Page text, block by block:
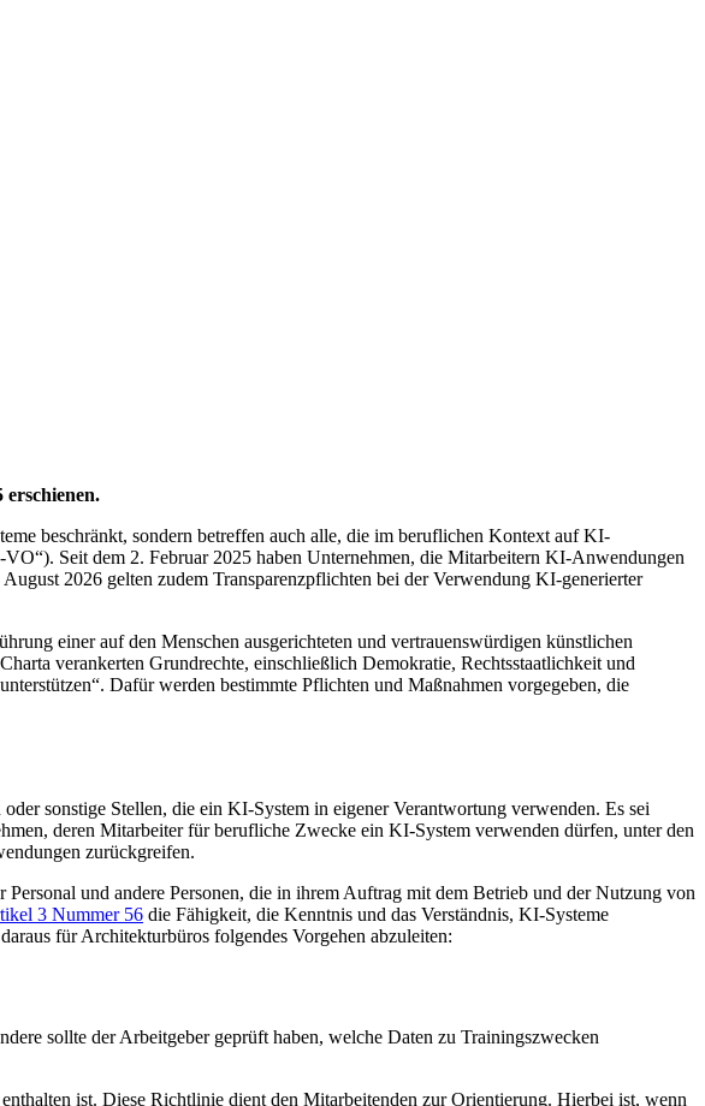
beschränkt, sondern betreffen auch alle, die im beruflichen Kontext auf KI-
Seit dem 2. Februar 2025 haben Unternehmen, die Mitarbeitern KI-Anwendungen
2026 gelten zudem Transparenzpflichten bei der Verwendung KI-generierter
einer auf den Menschen ausgerichteten und vertrauenswürdigen künstlichen
verankerten Grundrechte, einschließlich Demokratie, Rechtsstaatlichkeit und
Dafür werden bestimmte Pflichten und Maßnahmen vorgegeben, die
sonstige Stellen, die ein KI-System in eigener Verantwortung verwenden. Es sei
deren Mitarbeiter für berufliche Zwecke ein KI-System verwenden dürfen, unter den
zurückgreifen.
und andere Personen, die in ihrem Auftrag mit dem Betrieb und der Nutzung von
3 Nummer 56 die Fähigkeit, die Kenntnis und das Verständnis, KI-Systeme
für Architekturbüros folgendes Vorgehen abzuleiten:
sollte der Arbeitgeber geprüft haben, welche Daten zu Trainingszwecken
ist. Diese Richtlinie dient den Mitarbeitenden zur Orientierung. Hierbei ist, wenn